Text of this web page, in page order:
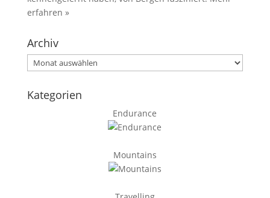
erfahren »
Archiv
Archiv
Kategorien
Endurance
Mountains